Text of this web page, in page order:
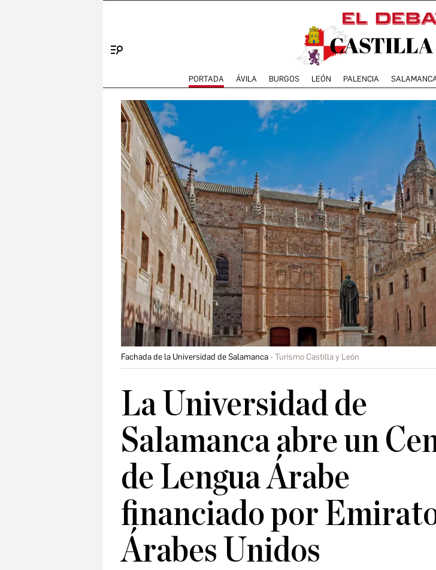
PORTADA ÁVILA BURGOS LEÓN PALENCIA
Fachada de la Universidad de Salamanca Turismo Castilla y León
La Universidad de
Salamanca abre un
de Lengua Árabe
financiado por
Árabes Unidos